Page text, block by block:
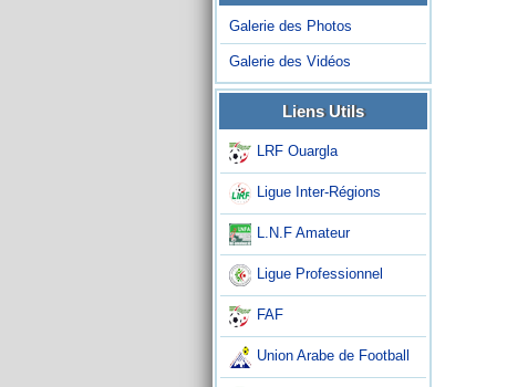
Galerie des Photos
Galerie des Vidéos
Liens Utils
LRF Ouargla
Ligue Inter-Régions
L.N.F Amateur
Ligue Professionnel
FAF
Union Arabe de Football